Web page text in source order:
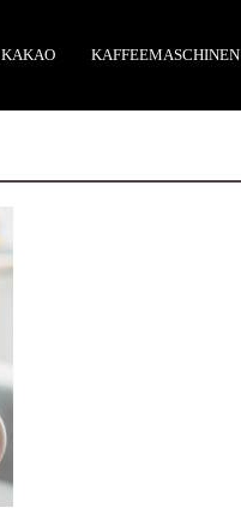
KAKAO KAFFEEMASCHINEN